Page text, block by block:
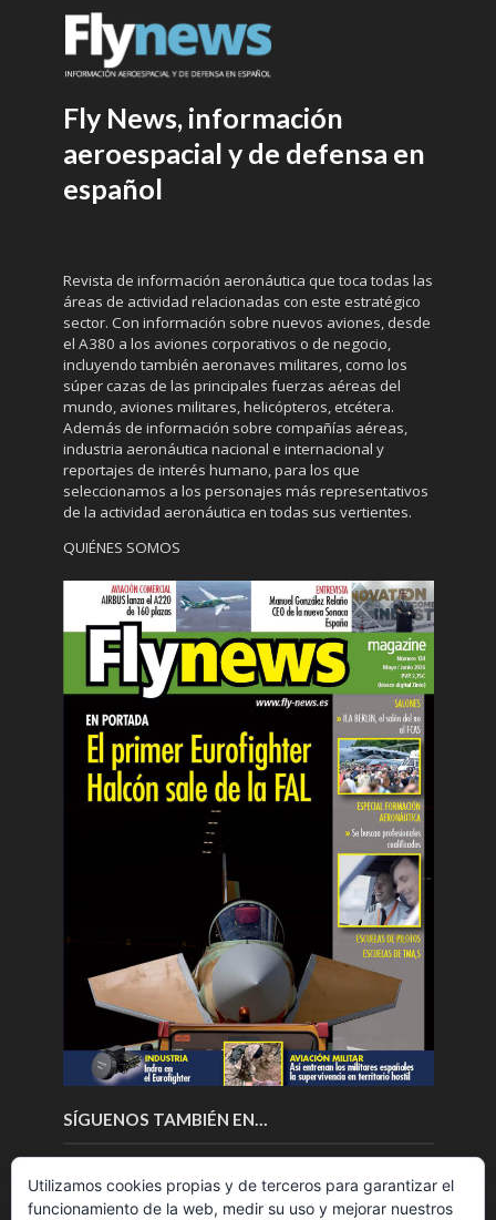
Fly News, información
aeroespacial y de defensa en
español
Revista de información aeronáutica que toca todas las
áreas de actividad relacionadas con este estratégico
sector. Con información sobre nuevos aviones, desde
el A380 a los aviones corporativos o de negocio,
incluyendo también aeronaves militares, como los
súper cazas de las principales fuerzas aéreas del
mundo, aviones militares, helicópteros, etcétera.
Además de información sobre compañías aéreas,
industria aeronáutica nacional e internacional y
reportajes de interés humano, para los que
seleccionamos a los personajes más representativos
de la actividad aeronáutica en todas sus vertientes.
QUIÉNES SOMOS
SÍGUENOS TAMBIÉN EN…
Utilizamos cookies propias y de terceros para garantizar el
funcionamiento de la web, medir su uso y mejorar nuestros